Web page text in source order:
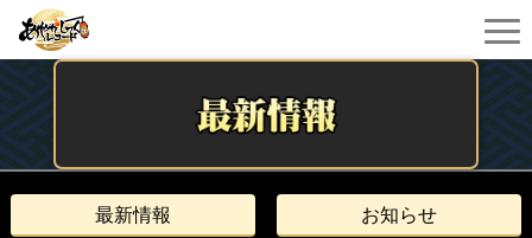
最新情報 お知らせ